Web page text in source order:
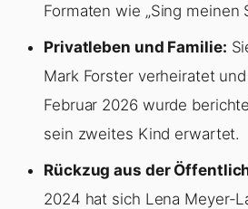
Formaten wie „Sing meinen
Privatleben und Familie:
Mark Forster verheiratet
Februar 2026 wurde
sein zweites Kind erwartet.
Rückzug aus der
2024 hat sich Lena Meyer-